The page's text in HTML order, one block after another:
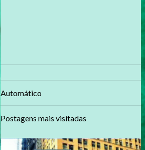
Automático
Postagens mais visitadas